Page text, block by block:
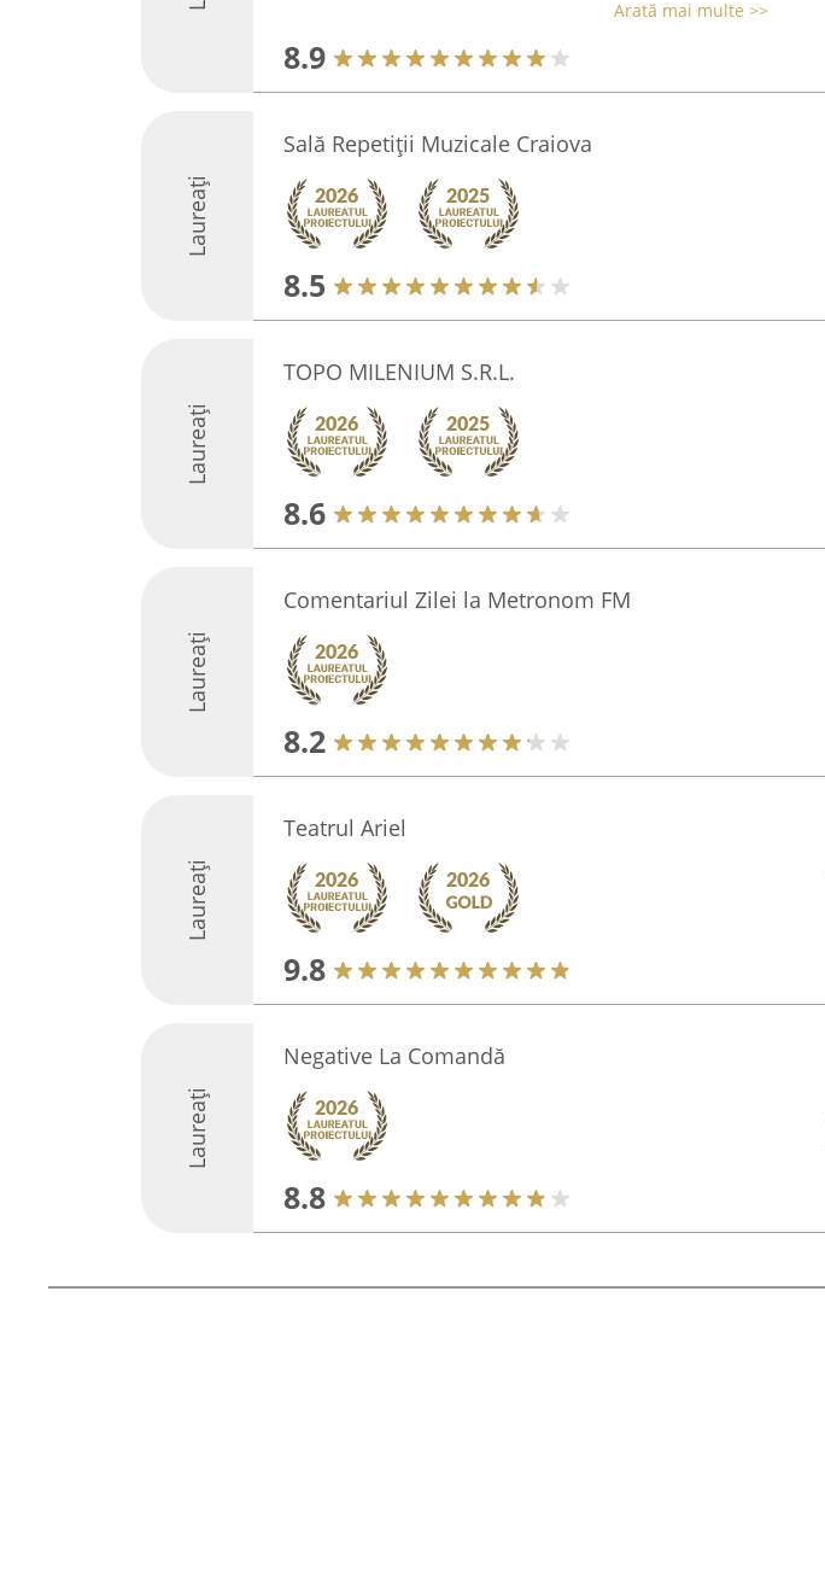
Arată mai multe >>
8.9
Laureați
Sală Repetiții Muzicale Craiova
8.5
Laureați
TOPO MILENIUM S.R.L.
8.6
Laureați
Comentariul Zilei la Metronom FM
8.2
Laureați
Teatrul Ariel
9.8
Laureați
Negative La Comandă
8.8